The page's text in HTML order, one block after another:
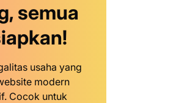
semua
usaha yang
modern
Cocok untuk